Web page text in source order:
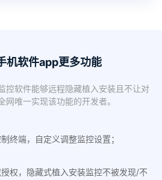
机软件app更多功能
控软件能够远程隐藏植入安装且不让对
网唯一实现该功能的开发者。
终端，自定义调整监控设置；
权，隐藏式植入安装监控不被发现/不